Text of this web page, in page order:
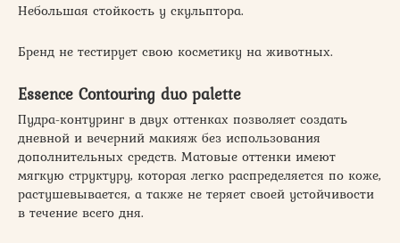
Небольшая стойкость у скульптора.
Бренд не тестирует свою косметику на животных.
Essence Contouring duo palette
Пудра-контуринг в двух оттенках позволяет создать
дневной и вечерний макияж без использования
дополнительных средств. Матовые оттенки имеют
мягкую структуру, которая легко распределяется по коже,
растушевывается, а также не теряет своей устойчивости
в течение всего дня.